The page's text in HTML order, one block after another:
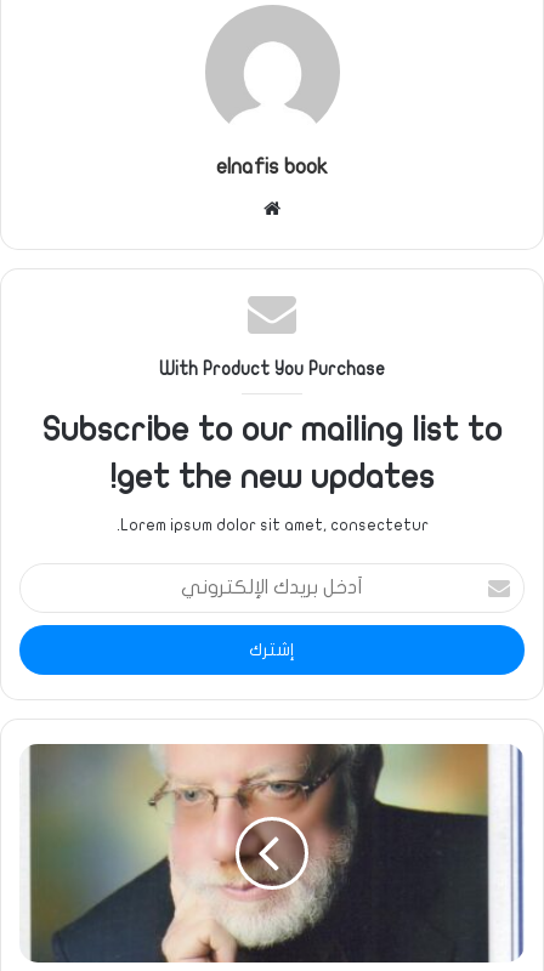
elnafis book
With Product You Purchase
Subscribe to our mailing list to
get the new updates!
Lorem ipsum dolor sit amet, consectetur.
أدخل
بريدك
الإلكتروني